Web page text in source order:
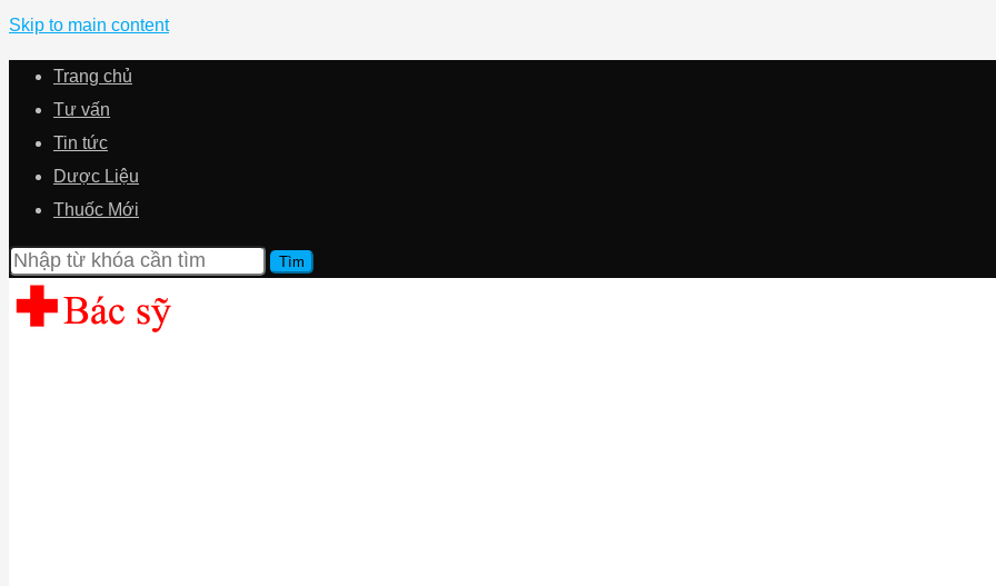
Skip to main content
Trang chủ
Tư vấn
Tin tức
Dược Liệu
Thuốc Mới